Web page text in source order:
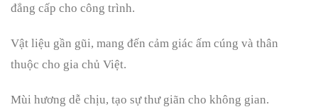
đẳng cấp cho công trình.
Vật liệu gần gũi, mang đến cảm giác ấm cúng và thân
thuộc cho gia chủ Việt.
Mùi hương dễ chịu, tạo sự thư giãn cho không gian.